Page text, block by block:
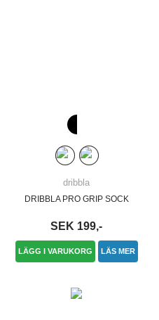
dribbla
DRIBBLA PRO GRIP SOCK
SEK 199,-
LÄGG I VARUKORG LÄS MER